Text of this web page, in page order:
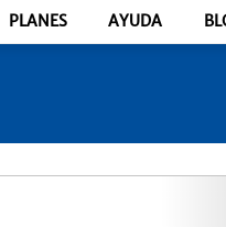
PLANES AYUDA